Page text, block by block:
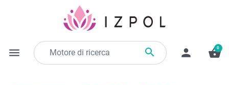
menu  person shopping_basket
0